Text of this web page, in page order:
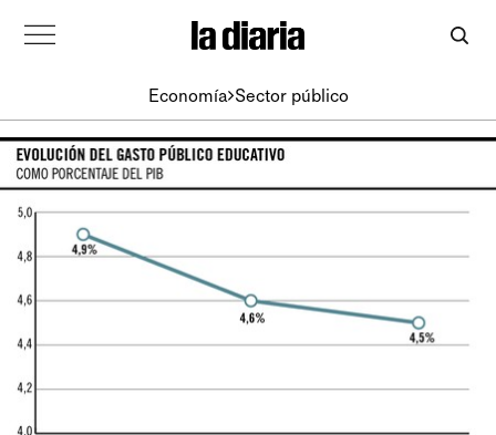
Economía Sector público